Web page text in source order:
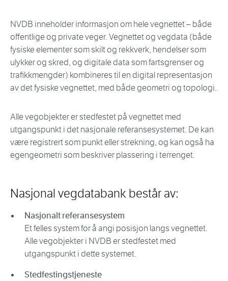
NVDB inneholder informasjon om hele vegnettet – både
offentlige og private veger. Vegnettet og vegdata (både
fysiske elementer som skilt og rekkverk, hendelser som
ulykker og skred, og digitale data som fartsgrenser og
trafikkmengder) kombineres til en digital representasjon
av det fysiske vegnettet, med både geometri og topologi.
Alle vegobjekter er stedfestet på vegnettet med
utgangspunkt i det nasjonale referansesystemet. De kan
være registrert som punkt eller strekning, og kan også ha
egengeometri som beskriver plassering i terrenget.
Nasjonal vegdatabank består av:
Nasjonalt referansesystem
Et felles system for å angi posisjon langs vegnettet.
Alle vegobjekter i NVDB er stedfestet med
utgangspunkt i dette systemet.
Stedfestingstjeneste